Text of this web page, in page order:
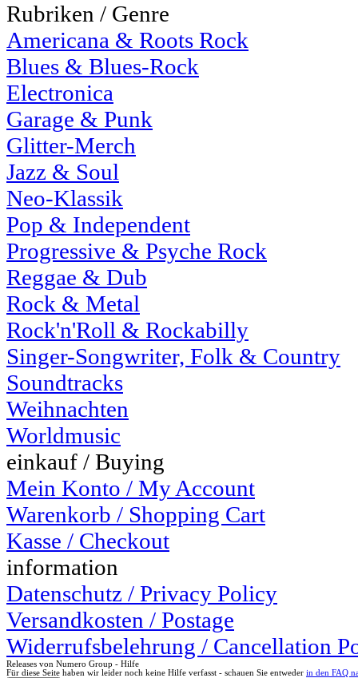
Rubriken / Genre
Americana & Roots Rock
Blues & Blues-Rock
Electronica
Garage & Punk
Glitter-Merch
Jazz & Soul
Neo-Klassik
Pop & Independent
Progressive & Psyche Rock
Reggae & Dub
Rock & Metal
Rock'n'Roll & Rockabilly
Singer-Songwriter, Folk & Country
Soundtracks
Weihnachten
Worldmusic
einkauf / Buying
Mein Konto / My Account
Warenkorb / Shopping Cart
Kasse / Checkout
information
Datenschutz / Privacy Policy
Versandkosten / Postage
Widerrufsbelehrung / Cancellation
Releases von Numero Group - Hilfe
Für diese Seite haben wir leider noch keine Hilfe verfasst - schauen Sie entweder in den FAQ